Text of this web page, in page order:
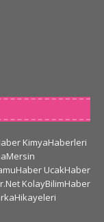
KimyaHaberleri
UcakHaber
KolayBilimHaber